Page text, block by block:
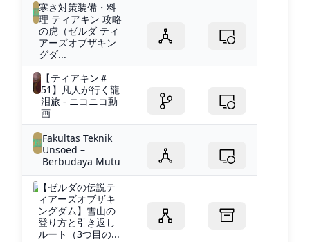
寒さ対策装備・料
理 ティアキン 攻略
の虎（ゼルダ ティ
アーズオブザキン
グダ...
【ティアキン＃
51】凡人が行く龍
泪旅 - ニコニコ動
画
Fakultas Teknik
Unsoed –
Berbudaya Mutu
【ゼルダの伝説テ
ィアーズオブザキ
ングダム】雪山の
登り方と引き返し
ルート（3つ目の...